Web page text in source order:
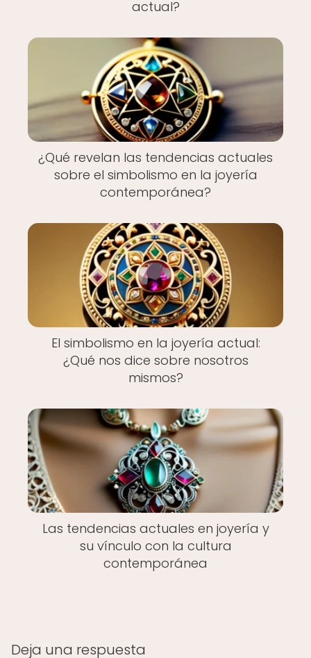
actual?
¿Qué revelan las tendencias actuales
sobre el simbolismo en la joyería
contemporánea?
El simbolismo en la joyería actual:
¿Qué nos dice sobre nosotros
mismos?
Las tendencias actuales en joyería y
su vínculo con la cultura
contemporánea
Deja una respuesta